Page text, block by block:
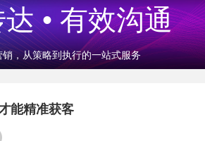
• 有效沟通
销，从策略到执行的一站式服务
能精准获客